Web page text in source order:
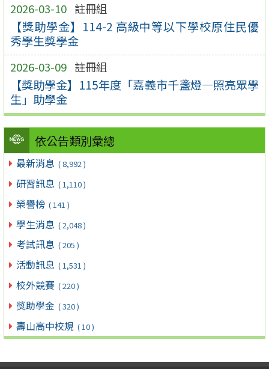
2026-03-10 註冊組
【獎助學金】114-2 高級中等以下學校原住民優
秀學生獎學金
2026-03-09 註冊組
【獎助學金】115年度「嘉義市千盞燈—照亮眾學
生」助學金
依公告類別彙總
最新消息 ( 8,992 )
研習訊息 ( 1,110 )
榮譽榜 ( 141 )
學生消息 ( 2,048 )
考試訊息 ( 205 )
活動訊息 ( 1,531 )
校外競賽 ( 220 )
獎助學金 ( 320 )
壽山高中校規 ( 10 )